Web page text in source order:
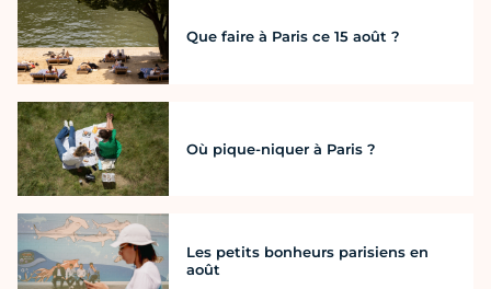
Que faire à Paris ce 15 août ?
Où pique-niquer à Paris ?
Les petits bonheurs parisiens en
août